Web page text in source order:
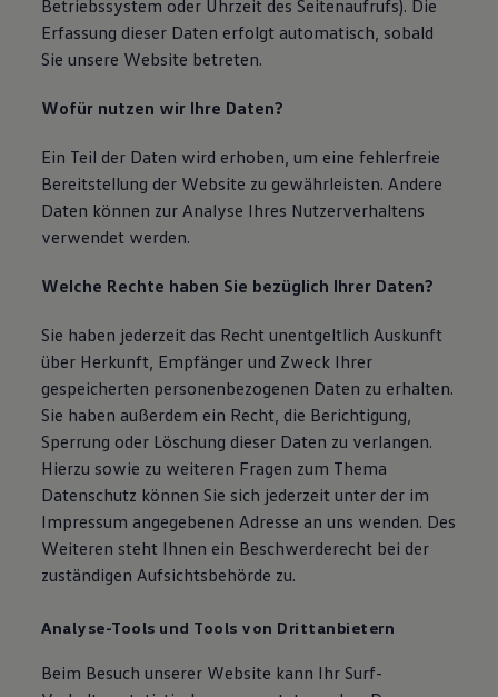
75 Jahre Bulli Jubiläum
Bulli Magazin
Fahrzeugabholung ab Werk
Betriebssystem oder Uhrzeit des Seitenaufrufs). Die
Erfassung dieser Daten erfolgt automatisch, sobald
Sie unsere Website betreten.
Wofür nutzen wir Ihre Daten?
Ein Teil der Daten wird erhoben, um eine fehlerfreie
Bereitstellung der Website zu gewährleisten. Andere
Daten können zur Analyse Ihres Nutzerverhaltens
verwendet werden.
Welche Rechte haben Sie bezüglich Ihrer Daten?
Sie haben jederzeit das Recht unentgeltlich Auskunft
über Herkunft, Empfänger und Zweck Ihrer
gespeicherten personenbezogenen Daten zu erhalten.
Sie haben außerdem ein Recht, die Berichtigung,
Sperrung oder Löschung dieser Daten zu verlangen.
Hierzu sowie zu weiteren Fragen zum Thema
Datenschutz können Sie sich jederzeit unter der im
Impressum angegebenen Adresse an uns wenden. Des
Weiteren steht Ihnen ein Beschwerderecht bei der
zuständigen Aufsichtsbehörde zu.
Analyse-Tools und Tools von Drittanbietern
Beim Besuch unserer Website kann Ihr Surf-